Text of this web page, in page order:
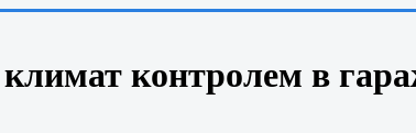
контролем в